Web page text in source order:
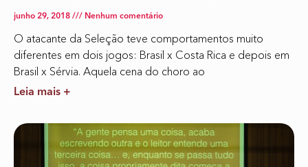
junho 29, 2018 Nenhum comentário
O atacante da Seleção teve comportamentos muito
diferentes em dois jogos: Brasil x Costa Rica e depois em
Brasil x Sérvia. Aquela cena do choro ao
Leia mais +